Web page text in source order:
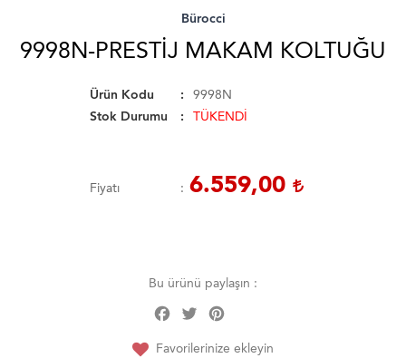
Bürocci
9998N-PRESTIJ MAKAM KOLTUĞU
Ürün Kodu
9998N
Stok Durumu
TÜKENDİ
Fiyatı 6.559,00
Bu ürünü paylaşın :
Facebook
Twitter
Favorilerinize ekleyin